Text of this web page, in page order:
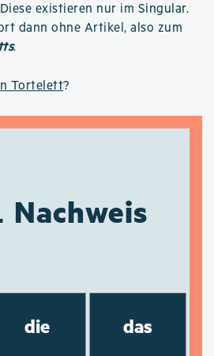
existieren nur im Singular.
dann ohne Artikel, also zum
.
Tortelett?
Nachweis
die das